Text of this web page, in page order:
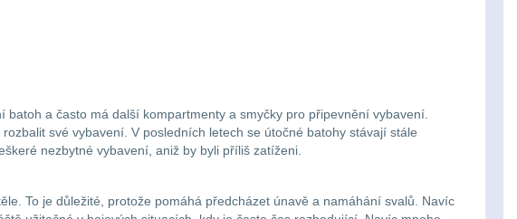
a často má další kompartmenty a smyčky pro připevnění vybavení.
své vybavení. V posledních letech se útočné batohy stávají stále
nezbytné vybavení, aniž by byli příliš zatíženi.
To je důležité, protože pomáhá předcházet únavě a namáhání svalů. Navíc